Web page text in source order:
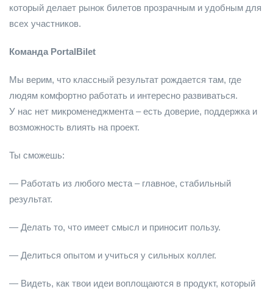
который делает рынок билетов прозрачным и удобным для
всех участников.
Команда PortalBilet
Мы верим, что классный результат рождается там, где
людям комфортно работать и интересно развиваться.
У нас нет микроменеджмента – есть доверие, поддержка и
возможность влиять на проект.
Ты сможешь:
— Работать из любого места – главное, стабильный
результат.
— Делать то, что имеет смысл и приносит пользу.
— Делиться опытом и учиться у сильных коллег.
— Видеть, как твои идеи воплощаются в продукт, который